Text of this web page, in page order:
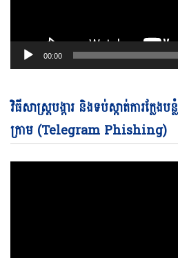
00:00
វិធីសាស្ត្របង្ការ និងទប់ស្កាត់ការក្លែង
ក្រាម (Telegram Phishing)